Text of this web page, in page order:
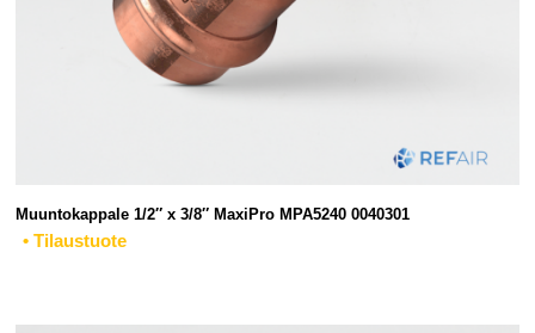
Muuntokappale 1/2″ x 3/8″ MaxiPro MPA5240 0040301
• Tilaustuote